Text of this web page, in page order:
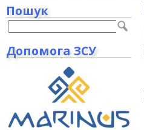
Пошук
Допомога ЗСУ